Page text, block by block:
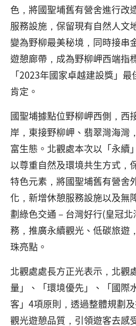
色，將國聖埔舊有營舍進行改
服務設施，保留現有自然人文
變為野柳最美秘境，同時接串
遊憩廊帶，成為野柳岬西端指
「2023年國家卓越建設獎」
肯定。
國聖埔據點位野柳岬西側，西
岸，東接野柳岬、翡翠灣海灣
富生態。北觀處本次以「永續
以尊重自然及環境共生方式，
特色元素，將國聖埔舊有營舍
化，新增休憩服務設施以及無
劃綠色交通－台灣好行(皇冠
務，推廣永續觀光、低碳旅遊
珠亮點。
北觀處處長方正光表示，北觀
量」、「環境優先」、「國際
客」4項原則，透過整體規劃
觀光遊憩品質，引領遊客去感